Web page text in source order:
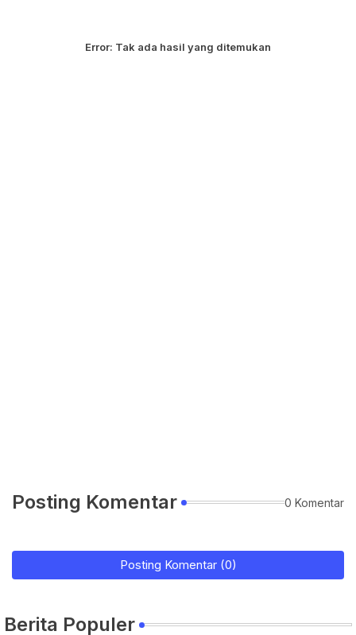
Error: Tak ada hasil yang ditemukan
Posting Komentar 0 Komentar
Posting Komentar (0)
Berita Populer